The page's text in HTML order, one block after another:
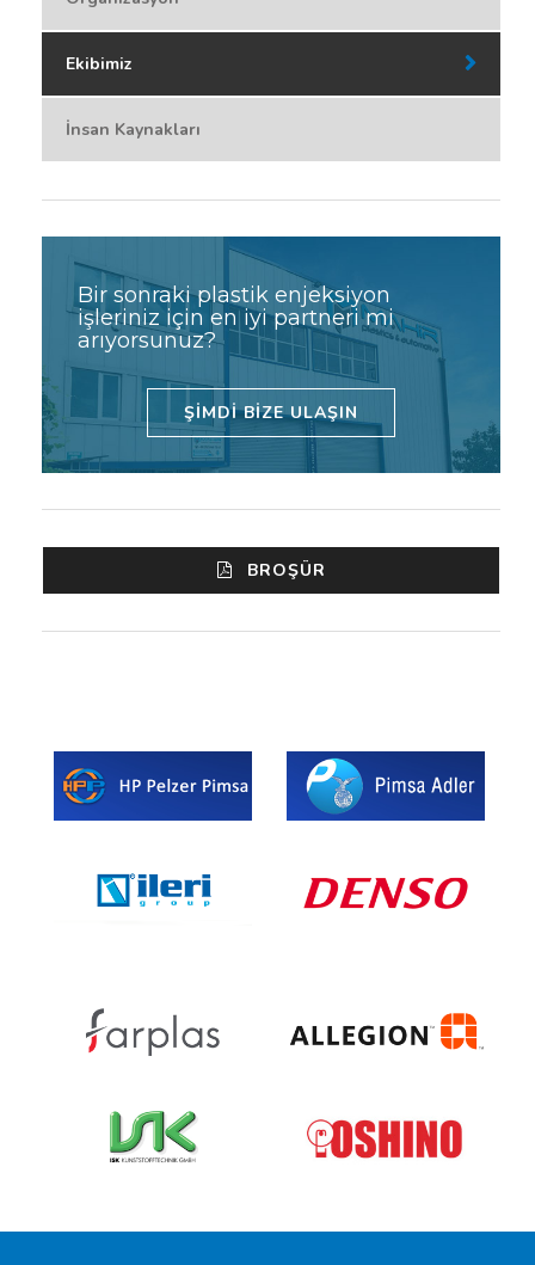
Ekibimiz
İnsan Kaynakları
Bir sonraki plastik enjeksiyon
işleriniz için en iyi partneri mi
arıyorsunuz?
ŞİMDİ BİZE ULAŞIN
BROŞÜR